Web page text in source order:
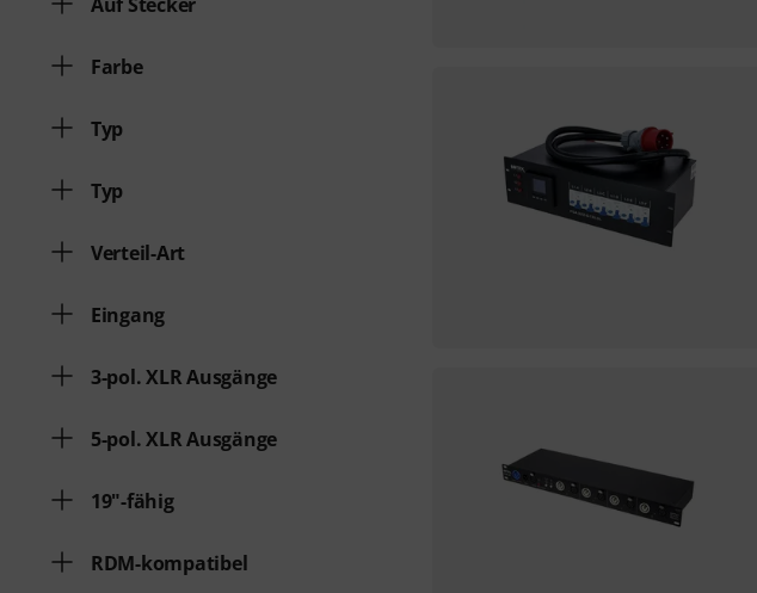
Farbe
Typ
Typ
Verteil-Art
Eingang
3-pol. XLR Ausgänge
5-pol. XLR Ausgänge
19"-fähig
RDM-kompatibel